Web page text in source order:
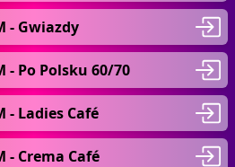
- Gwiazdy
- Po Polsku 60/70
- Ladies Café
- Crema Café